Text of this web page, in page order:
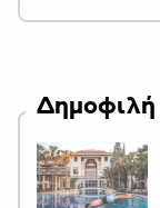
Δημοφιλή